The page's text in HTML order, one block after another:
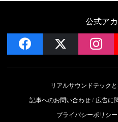
公式ア
facebook
リアルサウンドテック
記事へのお問い合わせ
広告に
プライバシーポリシー